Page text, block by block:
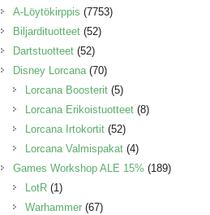
A-Löytökirppis (7753)
Biljardituotteet (52)
Dartstuotteet (52)
Disney Lorcana (70)
Lorcana Boosterit (5)
Lorcana Erikoistuotteet (8)
Lorcana Irtokortit (52)
Lorcana Valmispakat (4)
Games Workshop ALE 15% (189)
LotR (1)
Warhammer (67)